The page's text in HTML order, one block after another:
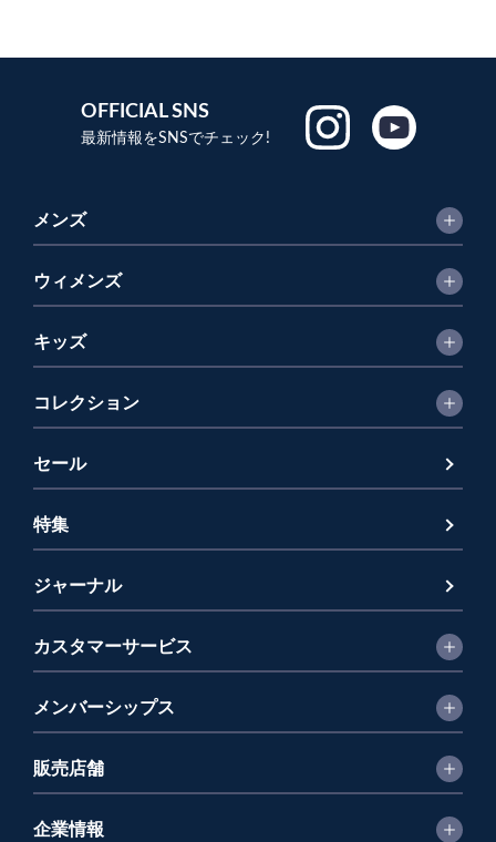
OFFICIAL SNS
最新情報をSNSでチェック!
メンズ
ウィメンズ
キッズ
コレクション
セール
特集
ジャーナル
カスタマーサービス
メンバーシップス
販売店舗
企業情報